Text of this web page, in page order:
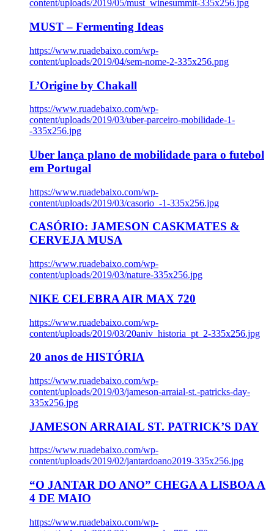
content/uploads/2019/05/must_winesummit-335x256.jpg
MUST – Fermenting Ideas
https://www.ruadebaixo.com/wp-
content/uploads/2019/04/sem-nome-2-335x256.png
L’Origine by Chakall
https://www.ruadebaixo.com/wp-
content/uploads/2019/03/uber-parceiro-mobilidade-1-
-335x256.jpg
Uber lança plano de mobilidade para o futebol
em Portugal
https://www.ruadebaixo.com/wp-
content/uploads/2019/03/casorio_-1-335x256.jpg
CASÓRIO: JAMESON CASKMATES &
CERVEJA MUSA
https://www.ruadebaixo.com/wp-
content/uploads/2019/03/nature-335x256.jpg
NIKE CELEBRA AIR MAX 720
https://www.ruadebaixo.com/wp-
content/uploads/2019/03/20aniv_historia_pt_2-335x256.jpg
20 anos de HISTÓRIA
https://www.ruadebaixo.com/wp-
content/uploads/2019/03/jameson-arraial-st.-patricks-day-
335x256.jpg
JAMESON ARRAIAL ST. PATRICK’S DAY
https://www.ruadebaixo.com/wp-
content/uploads/2019/02/jantardoano2019-335x256.jpg
“O JANTAR DO ANO” CHEGA A LISBOA A
4 DE MAIO
https://www.ruadebaixo.com/wp-